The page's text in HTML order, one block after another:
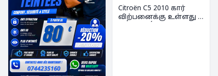
Citroën C5 2010 கார்
விற்பனைக்கு உள்ளது -